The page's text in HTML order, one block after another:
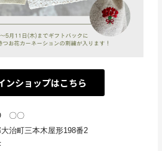
ンショップはこちら
〇〇
治町三本木屋形198番2